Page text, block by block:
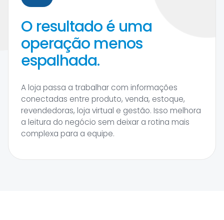
O resultado é uma
operação menos
espalhada.
A loja passa a trabalhar com informações
conectadas entre produto, venda, estoque,
revendedoras, loja virtual e gestão. Isso melhora
a leitura do negócio sem deixar a rotina mais
complexa para a equipe.